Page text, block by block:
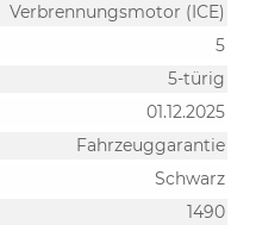
Verbrennungsmotor (ICE)
5
5-türig
01.12.2025
Fahrzeuggarantie
Schwarz
1490